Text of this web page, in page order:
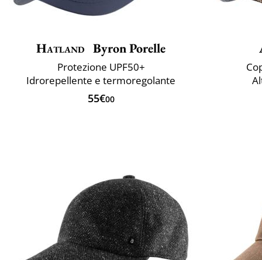
Hatland Byron Porelle
Protezione UPF50+
Idrorepellente e termoregolante
55€00